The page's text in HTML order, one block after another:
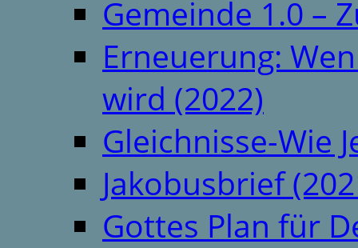
Gemeinde 1.0 –
Erneuerung:
wird (2022)
Gleichnisse-Wie
Jakobusbrief
Gottes Plan für